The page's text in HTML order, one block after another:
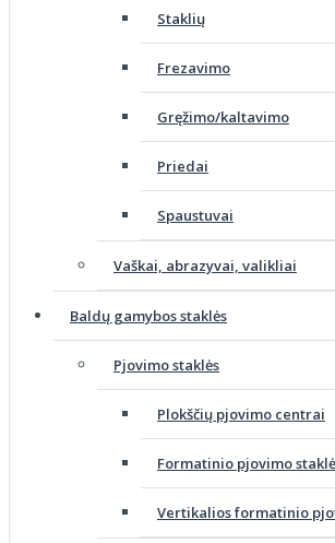
Staklių
Frezavimo
Gręžimo/kaltavimo
Priedai
Spaustuvai
Vaškai, abrazyvai, valikliai
Baldų gamybos staklės
Pjovimo staklės
Plokščių pjovimo centrai
Formatinio pjovimo
Vertikalios formatinio